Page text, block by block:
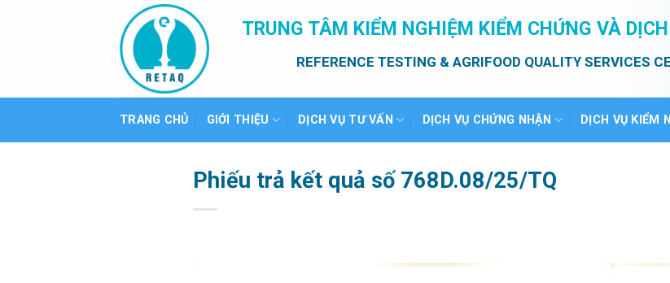
TRUNG TÂM KIỂM NGHIỆM KIỂM CHỨNG VÀ
REFERENCE TESTING & AGRIFOOD QUALITY SERVICES
TRANG CHỦ GIỚI THIỆU DỊCH VỤ TƯ VẤN DỊCH VỤ CHỨNG NHẬN DỊCH VỤ KIỂM
Phiếu trả kết quả số 768D.08/25/TQ